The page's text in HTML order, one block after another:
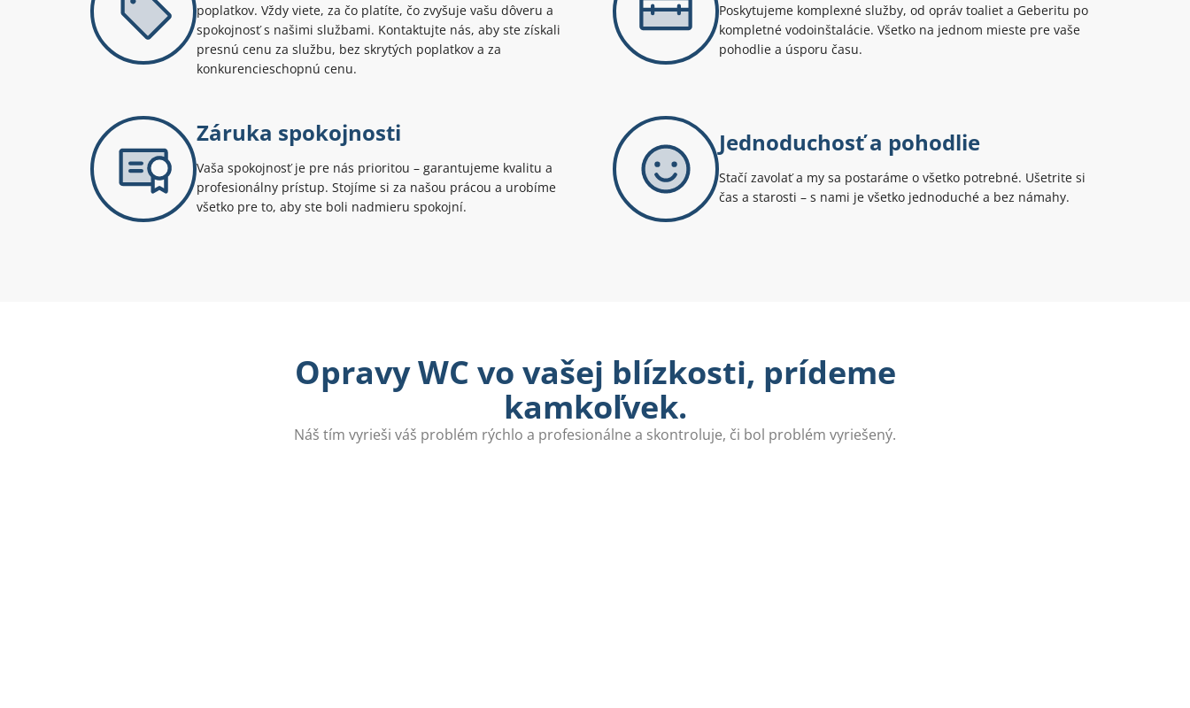
poplatkov. Vždy viete, za čo platíte, čo zvyšuje vašu dôveru a
spokojnosť s našimi službami. Kontaktujte nás, aby ste získali
presnú cenu za službu, bez skrytých poplatkov a za
konkurencieschopnú cenu.
Poskytujeme komplexné služby, od opráv toaliet a Geberitu po
kompletné vodoinštalácie. Všetko na jednom mieste pre vaše
pohodlie a úsporu času.
Záruka spokojnosti
Vaša spokojnosť je pre nás prioritou – garantujeme kvalitu a
profesionálny prístup. Stojíme si za našou prácou a urobíme
všetko pre to, aby ste boli nadmieru spokojní.
Jednoduchosť a pohodlie
Stačí zavolať a my sa postaráme o všetko potrebné. Ušetrite si
čas a starosti – s nami je všetko jednoduché a bez námahy.
Opravy WC vo vašej blízkosti, prídeme
kamkoľvek.
Náš tím vyrieši váš problém rýchlo a profesionálne a skontroluje, či bol problém vyriešený.